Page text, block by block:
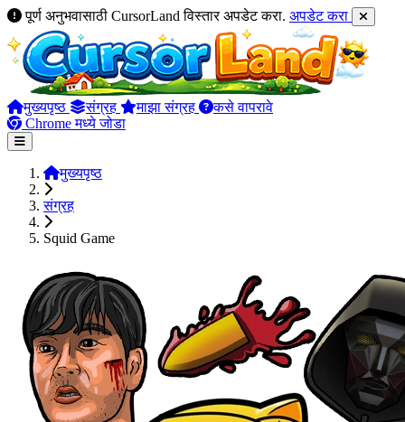
पूर्ण अनुभवासाठी CursorLand विस्तार अपडेट करा. अपडेट करा
मुख्यपृष्ठ संग्रह माझा संग्रह
कसे वापरावे
Chrome मध्ये जोडा
मुख्यपृष्ठ
संग्रह
Squid Game